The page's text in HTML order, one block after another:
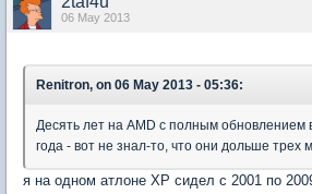
06 May 2013
Renitron, on 06 May 2013 - 05:36:
Десять лет на AMD с полным обновлением
года - вот не знал-то, что они дольше трех
я на одном атлоне ХР сидел с 2001 по